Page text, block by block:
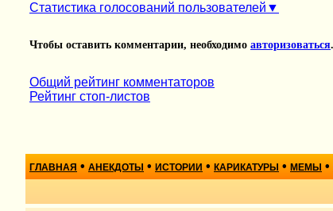
Статистика голосований пользователей
Чтобы оставить комментарии, необходимо авторизоваться
Общий рейтинг комментаторов
Рейтинг стоп-листов
ГЛАВНАЯ • АНЕКДОТЫ • ИСТОРИИ • КАРИКАТУРЫ • МЕМЫ •